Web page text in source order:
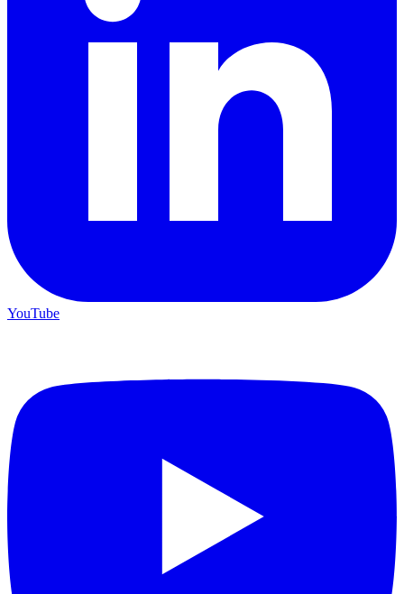
YouTube